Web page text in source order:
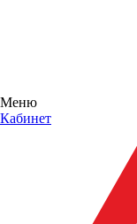
Меню
Кабинет